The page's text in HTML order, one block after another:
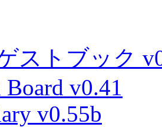
ストブック
v0.41
v0.55b